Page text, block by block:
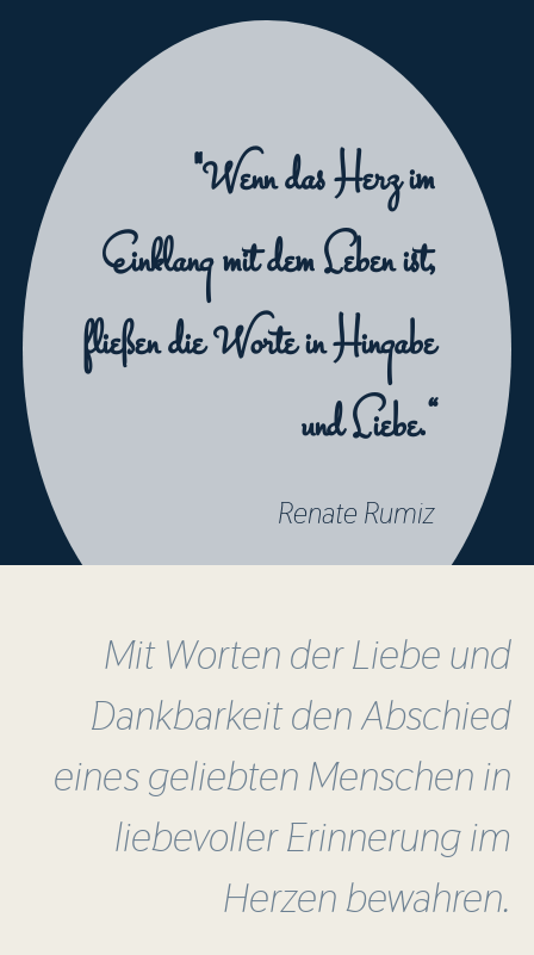
"Wenn das Herz im
Einklang mit dem Leben ist,
fließen die Worte in Hingabe
und Liebe.“
Renate Rumiz
Mit Worten der Liebe und
Dankbarkeit den Abschied
eines geliebten Menschen in
liebevoller Erinnerung im
Herzen bewahren.